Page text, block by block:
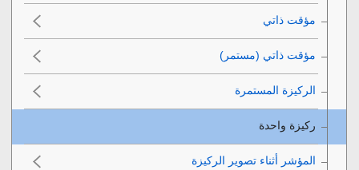
مؤقت ذاتي
مؤقت ذاتي (مستمر)‎‏
الركيزة المستمرة
ركيزة واحدة
المؤشر أثناء تصوير الركيزة